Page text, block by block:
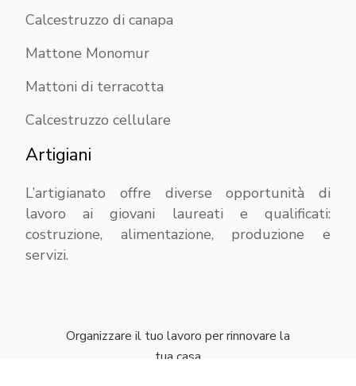
Calcestruzzo di canapa
Mattone Monomur
Mattoni di terracotta
Calcestruzzo cellulare
Artigiani
L’artigianato offre diverse opportunità di
lavoro ai giovani laureati e qualificati:
costruzione, alimentazione, produzione e
servizi.
Organizzare il tuo lavoro per rinnovare la
tua casa